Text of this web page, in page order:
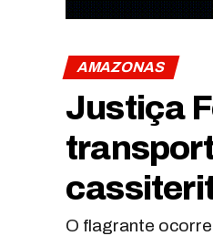
AMAZONAS
Justiça
O flagrante